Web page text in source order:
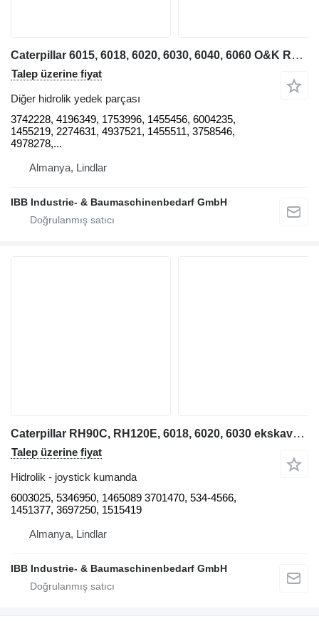
Caterpillar 6015, 6018, 6020, 6030, 6040, 6060 O&K RH30, RH90, RH120, RH170, RH340 ekskavatör için smaller valves 3742228 diğer hidrolik yedek parçası
Talep üzerine fiyat
Diğer hidrolik yedek parçası
3742228, 4196349, 1753996, 1455456, 6004235,
1455219, 2274631, 4937521, 1455511, 3758546,
4978278,...
Almanya, Lindlar
IBB Industrie- & Baumaschinenbedarf GmbH
Caterpillar RH90C, RH120E, 6018, 6020, 6030 ekskavatör için 6003025 joystick kumanda
Talep üzerine fiyat
Hidrolik - joystick kumanda
6003025, 5346950, 1465089 3701470, 534-4566,
1451377, 3697250, 1515419
Almanya, Lindlar
IBB Industrie- & Baumaschinenbedarf GmbH